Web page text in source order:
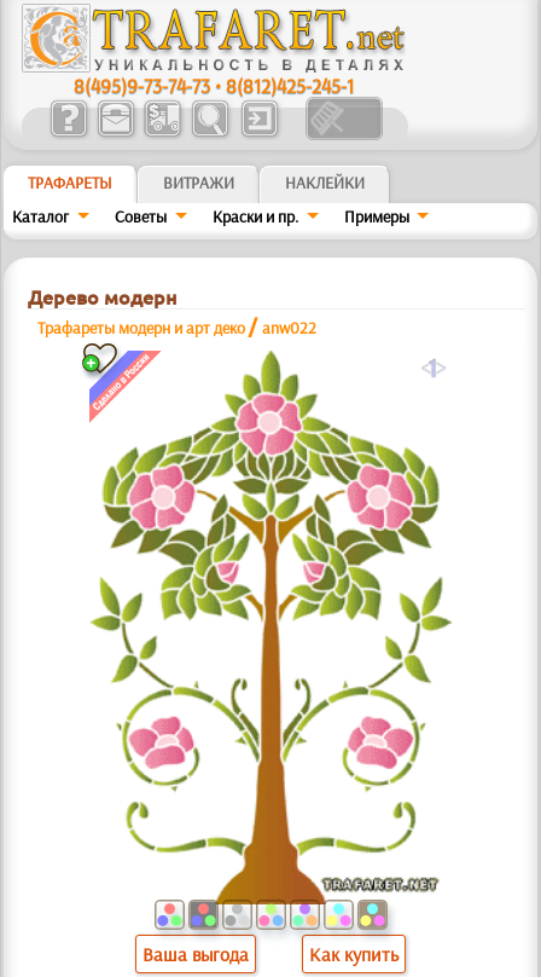
8(495)9-73-74-73 •8(812)425-245-1
ТРАФАРЕТЫ ВИТРАЖИ
НАКЛЕЙКИ
Каталог
Советы Краски и пр. Примеры
Дерево модерн
Трафареты модерн и арт деко /anw022
a
Ваша выгода Как купить